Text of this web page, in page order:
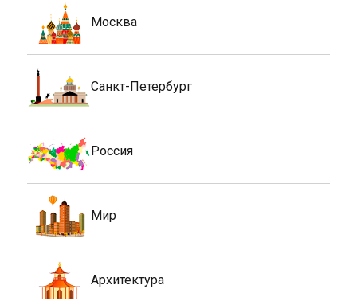
Москва
Санкт-Петербург
Россия
Мир
Архитектура